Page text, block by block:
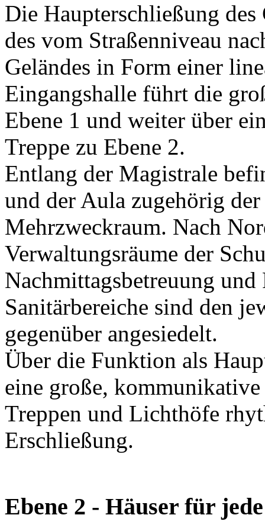
Die Haupterschließung
des vom Straßenniveau
Geländes in Form einer
Eingangshalle führt die
Ebene 1 und weiter über
Treppe zu Ebene 2.
Entlang der Magistrale
und der Aula zugehörig
Mehrzweckraum. Nach
Verwaltungsräume der
Nachmittagsbetreuung und
Sanitärbereiche sind den
gegenüber angesiedelt.
Über die Funktion als
eine große,
Treppen und Lichthöfe
Erschließung.
Ebene 2 - Häuser für